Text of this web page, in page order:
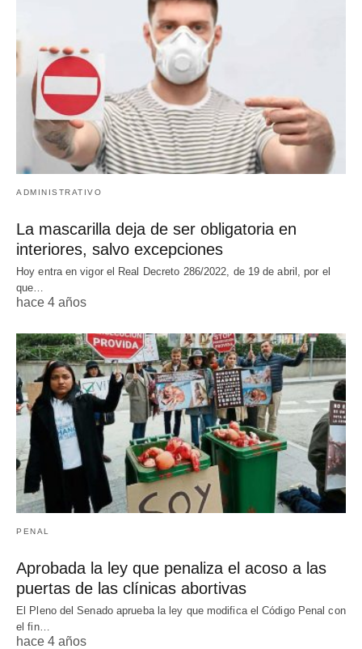
ADMINISTRATIVO
La mascarilla deja de ser obligatoria en
interiores, salvo excepciones
Hoy entra en vigor el Real Decreto 286/2022, de 19 de abril, por el
que…
hace 4 años
PENAL
Aprobada la ley que penaliza el acoso a las
puertas de las clínicas abortivas
El Pleno del Senado aprueba la ley que modifica el Código Penal con
el fin…
hace 4 años